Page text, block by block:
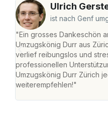
Ulrich
ist nach Genf
"Ein grosses Dankeschön
Umzugskönig Durr aus
verlief reibungslos und
professionellen
Umzugskönig Durr Zürich
weiterempfehlen!"